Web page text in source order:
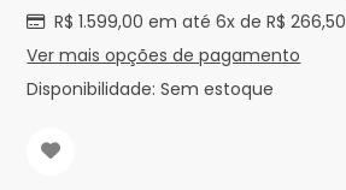
R$ 1.599,00 em até 6x de R$ 266,50
Ver mais opções de pagamento
Disponibilidade: Sem estoque